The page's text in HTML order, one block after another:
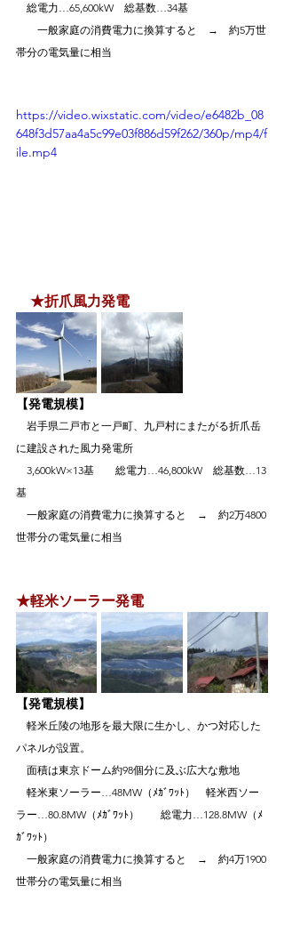
総電力…65,600kW　総基数…34基
一般家庭の消費電力に換算すると　→　約5万世
帯分の電気量に相当
https://video.wixstatic.com/video/e6482b_08
648f3d57aa4a5c99e03f886d59f262/360p/mp4/f
ile.mp4
★折爪風力発電
【発電規模】
岩手県二戸市と一戸町、九戸村にまたがる折爪岳
に建設された風力発電所
3,600kW×13基　　総電力…46,800kW　総基数…13
基
一般家庭の消費電力に換算すると　→　約2万4800
世帯分の電気量に相当
★軽米ソーラー発電
【発電規模】
軽米丘陵の地形を最大限に生かし、かつ対応した
パネルが設置。
面積は東京ドーム約98個分に及ぶ広大な敷地
軽米東ソーラー…48MW（ﾒｶﾞﾜｯﾄ）　軽米西ソー
ラー…80.8MW（ﾒｶﾞﾜｯﾄ）　　総電力…128.8MW（ﾒ
ｶﾞﾜｯﾄ）
一般家庭の消費電力に換算すると　→　約4万1900
世帯分の電気量に相当